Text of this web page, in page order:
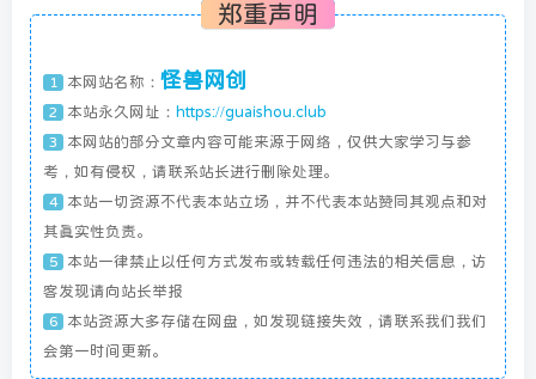
郑重声明
1 本网站名称： 怪兽网创
2 本站永久网址： https://guaishou.club
3
本网站的部分文章内容可能来源于网络，仅供大家学习与参
考，如有侵权，请联系站长进行删除处理。
4
本站一切资源不代表本站立场，并不代表本站赞同其观点和对
其真实性负责。
5
本站一律禁止以任何方式发布或转载任何违法的相关信息，访
客发现请向站长举报
6
本站资源大多存储在网盘，如发现链接失效，请联系我们我们
会第一时间更新。